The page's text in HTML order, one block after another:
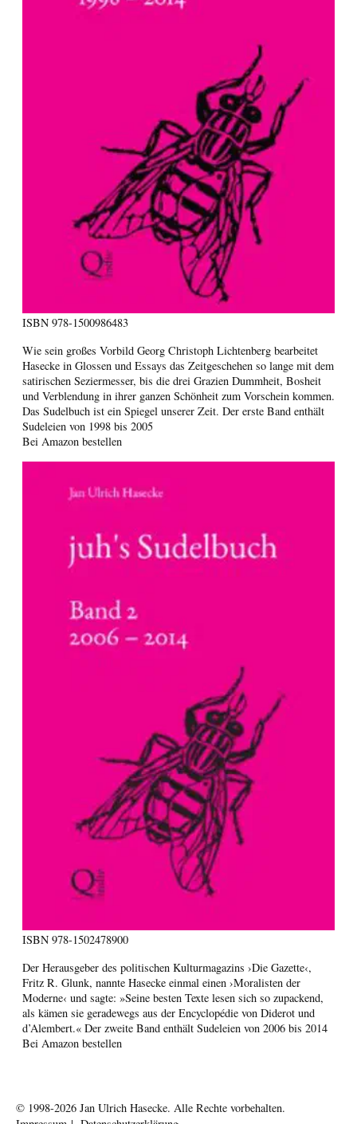
ISBN 978-1500986483
Wie sein großes Vorbild Georg Christoph Lichtenberg bearbeitet
Hasecke in Glossen und Essays das Zeitgeschehen so lange mit dem
satirischen Seziermesser, bis die drei Grazien Dummheit, Bosheit
und Verblendung in ihrer ganzen Schönheit zum Vorschein kommen.
Das Sudelbuch ist ein Spiegel unserer Zeit. Der erste Band enthält
Sudeleien von 1998 bis 2005
Bei Amazon bestellen
ISBN 978-1502478900
Der Herausgeber des politischen Kulturmagazins ›Die Gazette‹,
Fritz R. Glunk, nannte Hasecke einmal einen ›Moralisten der
Moderne‹ und sagte: »Seine besten Texte lesen sich so zupackend,
als kämen sie geradewegs aus der Encyclopédie von Diderot und
d’Alembert.« Der zweite Band enthält Sudeleien von 2006 bis 2014
Bei Amazon bestellen
© 1998-2026 Jan Ulrich Hasecke. Alle Rechte vorbehalten.